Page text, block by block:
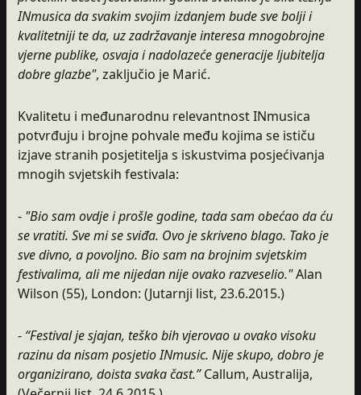
INmusica da svakim svojim izdanjem bude sve bolji i
kvalitetniji te da, uz zadržavanje interesa mnogobrojne
vjerne publike, osvaja i nadolazeće generacije ljubitelja
dobre glazbe", zaključio je Marić.
Kvalitetu i međunarodnu relevantnost INmusica
potvrđuju i brojne pohvale među kojima se ističu
izjave stranih posjetitelja s iskustvima posjećivanja
mnogih svjetskih festivala:
- "Bio sam ovdje i prošle godine, tada sam obećao da ću
se vratiti. Sve mi se sviđa. Ovo je skriveno blago. Tako je
sve divno, a povoljno. Bio sam na brojnim svjetskim
festivalima, ali me nijedan nije ovako razveselio."Alan
Wilson (55), London: (Jutarnji list, 23.6.2015.)
- “Festival je sjajan, teško bih vjerovao u ovako visoku
razinu da nisam posjetio INmusic. Nije skupo, dobro je
organizirano, doista svaka čast.”Callum, Australija,